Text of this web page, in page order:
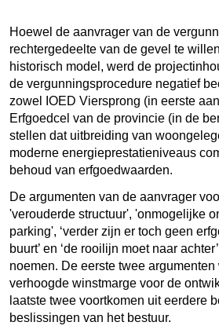
Hoewel de aanvrager van de
rechtergedeelte van de gevel te
historisch model, werd de
de vergunningsprocedure negatief
zowel IOED Viersprong (in eerste
Erfgoedcel van de provincie (in de
stellen dat uitbreiding van
moderne energieprestatieniveaus
behoud van erfgoedwaarden.
De argumenten van de aanvrager
'verouderde structuur', 'onmogelijke
parking', ‘verder zijn er toch geen
buurt’ en ‘de rooilijn moet naar
noemen. De eerste twee
verhoogde winstmarge voor de
laatste twee voortkomen uit eerdere
beslissingen van het bestuur.